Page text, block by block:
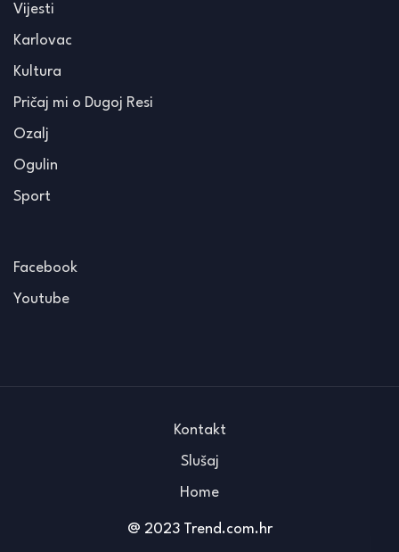
Vijesti
Karlovac
Kultura
Pričaj mi o Dugoj Resi
Ozalj
Ogulin
Sport
Facebook
Youtube
@ 2023 Trend.com.hr
Kontakt
Slušaj
Home